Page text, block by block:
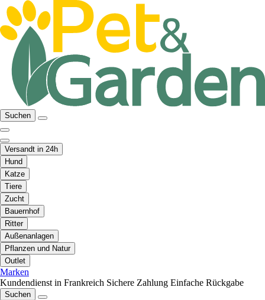
Suchen
Versandt in 24h
Hund
Katze
Tiere
Zucht
Bauernhof
Ritter
Außenanlagen
Pflanzen und Natur
Outlet
Marken
Kundendienst in Frankreich Sichere Zahlung Einfache Rückgabe
Suchen